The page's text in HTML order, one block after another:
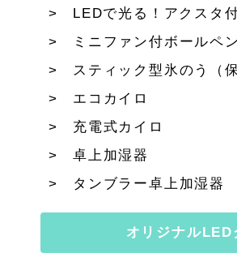
LEDで光る！アクスタ
ミニファン付ボールペン
スティック型氷のう（
エコカイロ
充電式カイロ
卓上加湿器
タンブラー卓上加湿器
オリジナルLED